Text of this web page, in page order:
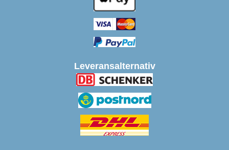
Leveransalternativ